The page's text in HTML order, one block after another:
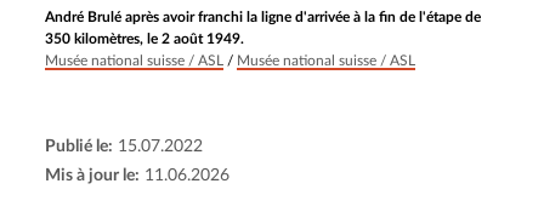
André Brulé après avoir franchi la ligne d'arrivée à la fin de l'étape de
350 kilomètres, le 2 août 1949.
Musée national suisse / ASL
/ Musée national suisse / ASL
Publié le: 15.07.2022
Mis à jour le: 11.06.2026